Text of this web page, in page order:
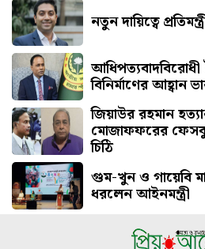
নতুন দায়িত্বে
আধিপত্যবাদবিরোধী
বিনির্মাণের আহ্বান
জিয়াউর রহমান
মোজাফফরের
চিঠি
গুম-খুন ও গায়েবি
ধরলেন আইনমন্ত্রী